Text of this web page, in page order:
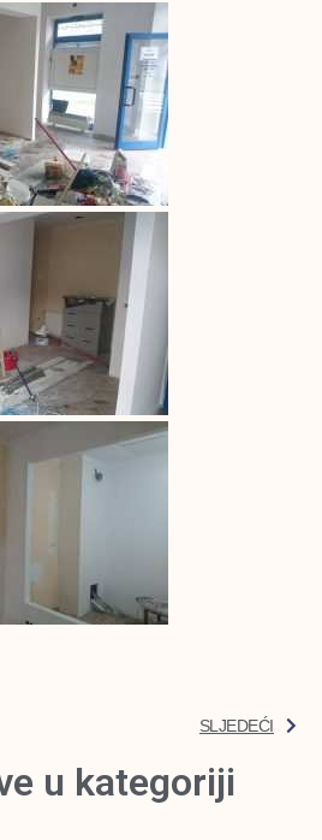
SLJEDEĆI
u kategoriji